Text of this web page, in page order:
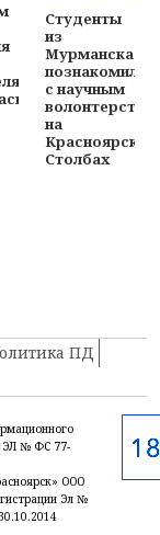
Студенты
из
Мурманска
с научным
на
Красноярских
Столбах
ПД
ЭЛ № ФС 77-
ООО
Эл №